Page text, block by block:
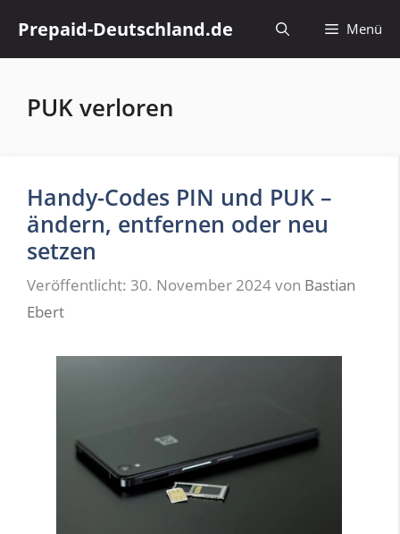
Inhalt
springen
Prepaid-Deutschland.de Menü
PUK verloren
Handy-Codes PIN und PUK –
ändern, entfernen oder neu
setzen
Veröffentlicht: 30. November 2024von Bastian
Ebert